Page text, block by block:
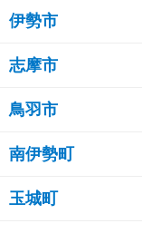
伊勢市
志摩市
鳥羽市
南伊勢町
玉城町